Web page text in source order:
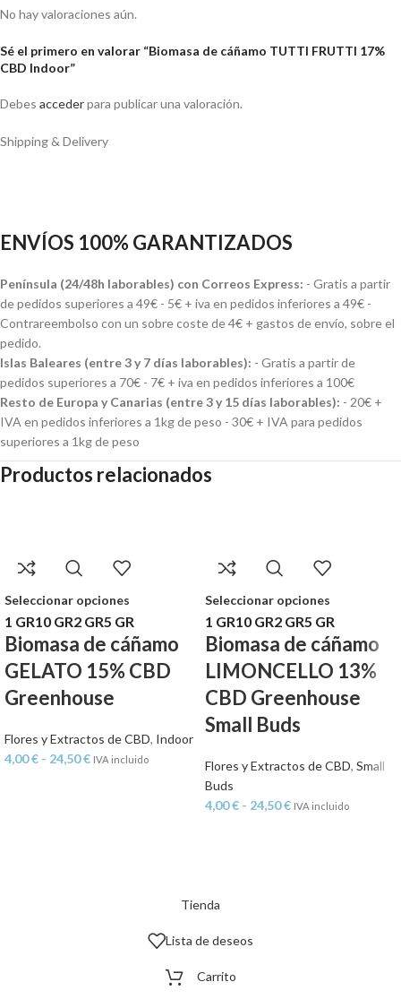
No hay valoraciones aún.
Sé el primero en valorar “Biomasa de cáñamo TUTTI FRUTTI 17%
CBD Indoor”
Debes accederpara publicar una valoración.
Shipping & Delivery
ENVÍOS 100% GARANTIZADOS
Península (24/48h laborables) con Correos Express: - Gratis a partir
de pedidos superiores a 49€ - 5€ + iva en pedidos inferiores a 49€ -
Contrareembolso con un sobre coste de 4€ + gastos de envío, sobre el
pedido.
Islas Baleares (entre 3 y 7 días laborables): - Gratis a partir de
pedidos superiores a 70€ - 7€ + iva en pedidos inferiores a 100€
Resto de Europa y Canarias (entre 3 y 15 días laborables): - 20€ +
IVA en pedidos inferiores a 1kg de peso - 30€ + IVA para pedidos
superiores a 1kg de peso
Productos relacionados
Seleccionar opciones
1 GR10 GR2 GR5 GR
Biomasa de cáñamo
GELATO 15% CBD
Greenhouse
Flores y Extractos de CBD, Indoor
4,00€ - 24,50€ IVA incluido
Seleccionar opciones
1 GR10 GR2 GR5 GR
Biomasa de cáñamo
LIMONCELLO 13%
CBD Greenhouse
Small Buds
Flores y Extractos de CBD, Small
Buds
4,00€ - 24,50€ IVA incluido
Tienda
Lista de deseos
Carrito